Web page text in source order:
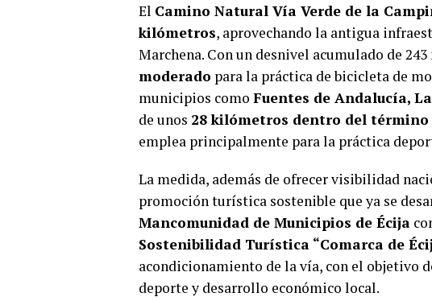
El Camino Natural Vía Verde de la
kilómetros, aprovechando la antigua
Marchena. Con un desnivel acumulado de
moderado para la práctica de bicicleta de
municipios como Fuentes de Andalucía,
de unos 28 kilómetros dentro del
emplea principalmente para la práctica
La medida, además de ofrecer visibilidad
promoción turística sostenible que ya se
Mancomunidad de Municipios de Écija
Sostenibilidad Turística “Comarca de
acondicionamiento de la vía, con el objetivo
deporte y desarrollo económico local.